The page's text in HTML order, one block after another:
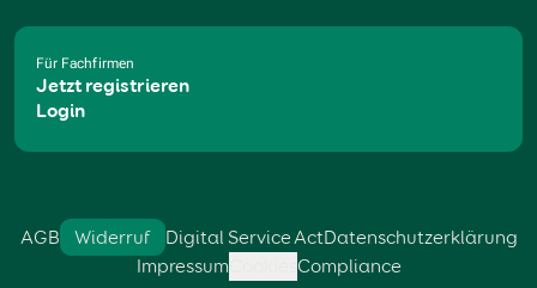
Für Fachfirmen
Jetzt registrieren
Login
AGB Widerruf Digital Service ActDatenschutzerklärung
Impressum
Compliance